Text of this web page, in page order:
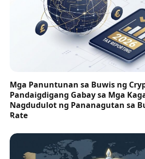
Mga Panuntunan sa Buwis ng
Pandaigdigang Gabay sa Mga
Nagdudulot ng Pananagutan sa
Rate